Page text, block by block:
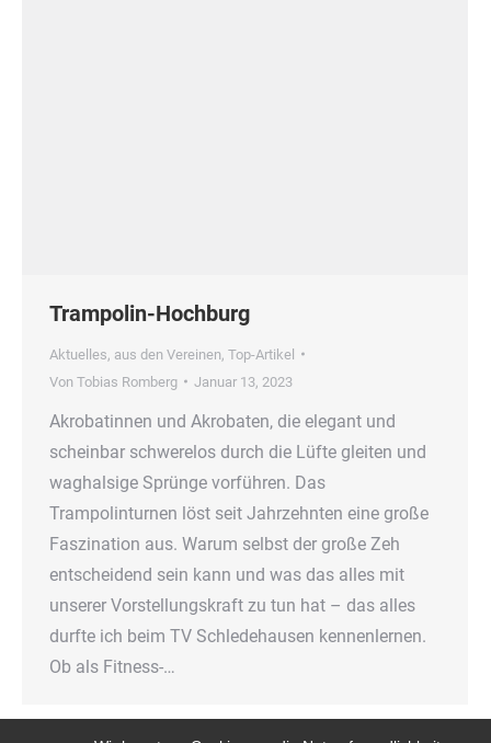
Trampolin-Hochburg
Aktuelles, aus den Vereinen, Top-Artikel
Von Tobias Romberg Januar 13, 2023
Akrobatinnen und Akrobaten, die elegant und
scheinbar schwerelos durch die Lüfte gleiten und
waghalsige Sprünge vorführen. Das
Trampolinturnen löst seit Jahrzehnten eine große
Faszination aus. Warum selbst der große Zeh
entscheidend sein kann und was das alles mit
unserer Vorstellungskraft zu tun hat – das alles
durfte ich beim TV Schledehausen kennenlernen.
Ob als Fitness-…